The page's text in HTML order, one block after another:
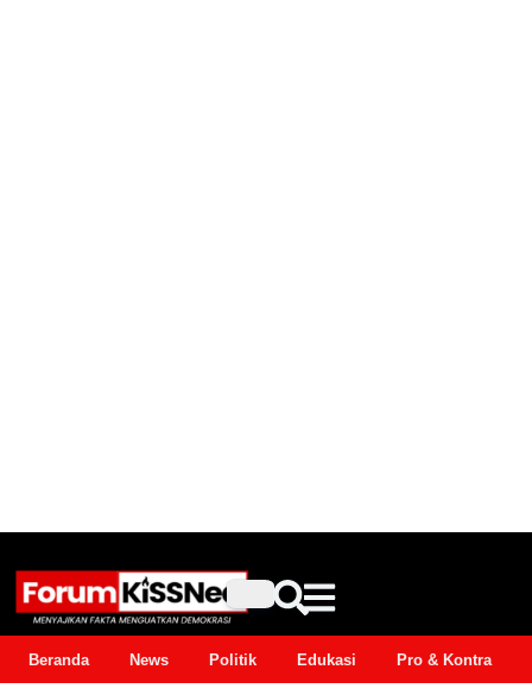
Beranda News Politik Edukasi Pro & Kontra